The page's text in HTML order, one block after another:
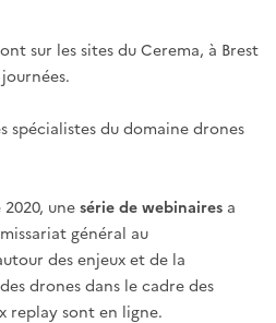
sur les sites du Cerema, à Brest
spécialistes du domaine drones
une série de webinaires a
général au
des enjeux et de la
drones dans le cadre des
replay sont en ligne.